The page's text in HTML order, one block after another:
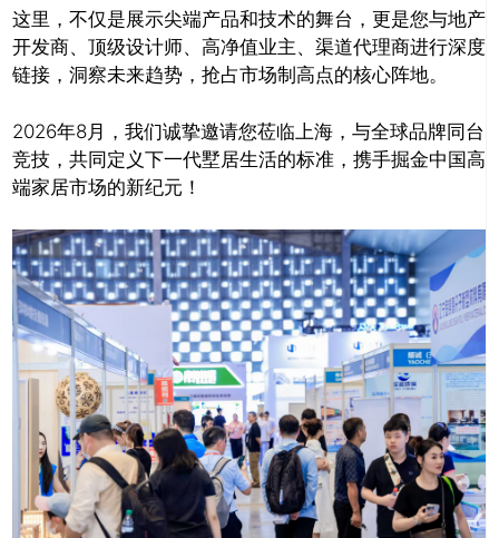
这里，不仅是展示尖端产品和技术的舞台，更是您与地产
开发商、顶级设计师、高净值业主、渠道代理商进行深度
链接，洞察未来趋势，抢占市场制高点的核心阵地。
2026年8月，我们诚挚邀请您莅临上海，与全球品牌同台
竞技，共同定义下一代墅居生活的标准，携手掘金中国高
端家居市场的新纪元！